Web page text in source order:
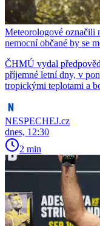
Meteorologové označili
nemocní občané by se
ČHMÚ vydal
příjemné letní dny, v
tropickými teplotami a
NESPECHEJ.cz
dnes, 12:30
2 min